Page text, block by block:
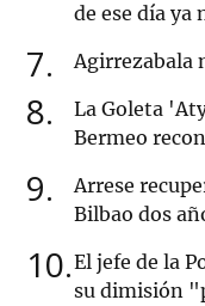
de ese día ya
7 Agirrezabala
8
La Goleta
Bermeo
9
Arrese
Bilbao dos
10 El jefe de la
su dimisión